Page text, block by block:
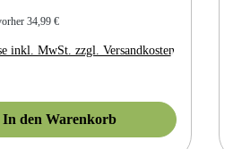
Preis:
34,99 €
inkl. MwSt. zzgl. Versandkosten
In den Warenkorb